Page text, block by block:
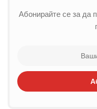
Абонирайте се за да